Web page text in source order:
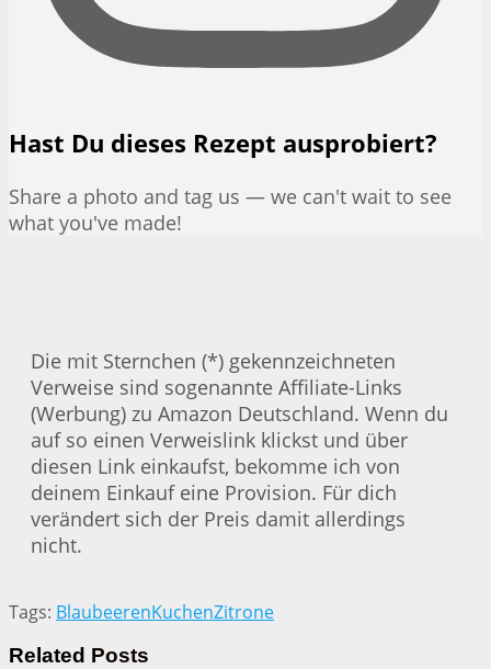
Hast Du dieses Rezept ausprobiert?
Share a photo and tag us — we can't wait to see
what you've made!
Die mit Sternchen (*) gekennzeichneten
Verweise sind sogenannte Affiliate-Links
(Werbung) zu Amazon Deutschland. Wenn du
auf so einen Verweislink klickst und über
diesen Link einkaufst, bekomme ich von
deinem Einkauf eine Provision. Für dich
verändert sich der Preis damit allerdings
nicht.
Tags: BlaubeerenKuchenZitrone
Related Posts